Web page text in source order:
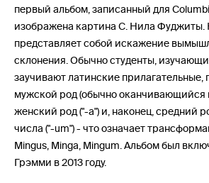
первый альбом, записанный для
изображена картина С. Нила Фуджиты.
представляет собой искажение
склонения. Обычно студенты,
заучивают латинские прилагательные,
мужской род (обычно оканчивающийся
женский род ("-a") и, наконец, средний
числа ("-um") - что означает
Mingus, Minga, Mingum. Альбом был
Грэмми в 2013 году.